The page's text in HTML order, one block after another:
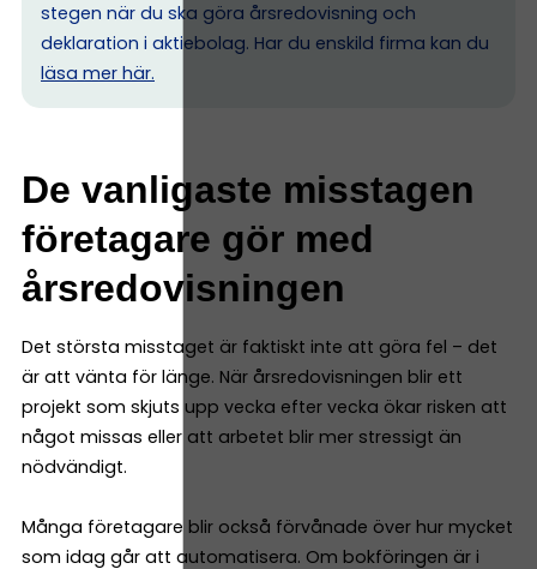
stegen när du ska göra årsredovisning och
deklaration i aktiebolag. Har du enskild firma kan du
läsa mer här.
De vanligaste misstagen
företagare gör med
årsredovisningen
Det största misstaget är faktiskt inte att göra fel – det
är att vänta för länge. När årsredovisningen blir ett
projekt som skjuts upp vecka efter vecka ökar risken att
något missas eller att arbetet blir mer stressigt än
nödvändigt.
Många företagare blir också förvånade över hur mycket
som idag går att automatisera. Om bokföringen är i